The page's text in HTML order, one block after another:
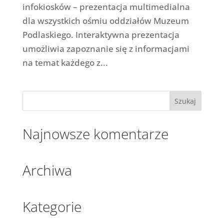
infokiosków – prezentacja multimedialna
dla wszystkich ośmiu oddziałów Muzeum
Podlaskiego. Interaktywna prezentacja
umożliwia zapoznanie się z informacjami
na temat każdego z...
Najnowsze komentarze
Archiwa
Kategorie